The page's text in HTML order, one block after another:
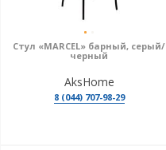
Стул «MARCEL» барный, серый/
черный
AksHome
8 (044) 707-98-29